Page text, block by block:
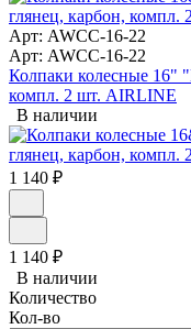
Арт: AWCC-16-22
Арт: AWCC-16-22
Колпаки колесные 16"
компл. 2 шт. AIRLINE
В наличии
1 140 ₽
1 140 ₽
В наличии
Количество
Кол-во